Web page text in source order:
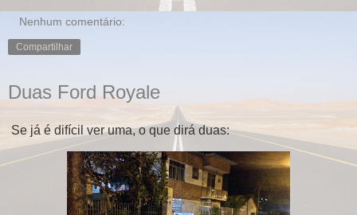
Nenhum comentário:
Compartilhar
Duas Ford Royale
Se já é difícil ver uma, o que dirá duas: